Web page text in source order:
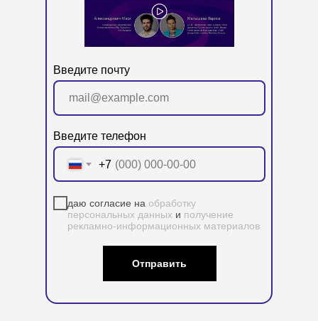
Введите почту
Введите телефон
+7
даю согласие на обработку
персональных данных и получение
рекламно-информационных материалов
Отправить
выстроить типовой, и клиент-
ориентированный бизнес-
процессыв условиях конкуренции?
компанией на разных рынках, и
что делать в кризисных ситуациях?
Стратегическое управление бизнес-
процессами на основе бизнес-моделей и
ДНК Процессов: Стратегическая
пересборка и ИИ-ускорение